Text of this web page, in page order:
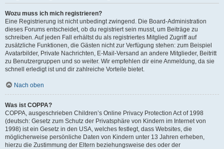
Wozu muss ich mich registrieren?
Eine Registrierung ist nicht unbedingt zwingend. Die Board-Administration
dieses Forums entscheidet, ob du registriert sein musst, um Beiträge zu
schreiben. Auf jeden Fall erhältst du als registriertes Mitglied Zugriff auf
zusätzliche Funktionen, die Gästen nicht zur Verfügung stehen: zum Beispiel
Avatarbilder, Private Nachrichten, E-Mail-Versand an andere Mitglieder, Beitritt
zu Benutzergruppen und so weiter. Wir empfehlen dir eine Anmeldung, da sie
schnell erledigt ist und dir zahlreiche Vorteile bietet.
Nach oben
Was ist COPPA?
COPPA, ausgeschrieben Children’s Online Privacy Protection Act of 1998
(deutsch: Gesetz zum Schutz der Privatsphäre von Kindern im Internet von
1998) ist ein Gesetz in den USA, welches festlegt, dass Websites, die
möglicherweise persönliche Daten von Kindern unter 13 Jahren erheben,
hierzu die Zustimmung der Eltern beziehungsweise des oder der